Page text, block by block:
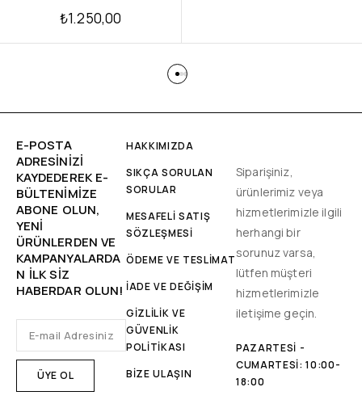
₺1.250,00
E-POSTA
ADRESINIZI
KAYDEDEREK E-
BÜLTENIMIZE
ABONE OLUN,
YENİ
ÜRÜNLERDEN VE
KAMPANYALARDA
N ILK SIZ
HABERDAR OLUN!
HAKKIMIZDA
SIKÇA SORULAN
SORULAR
MESAFELİ SATIŞ
SÖZLEŞMESİ
ÖDEME VE TESLİMAT
İADE VE DEĞİŞİM
GİZLİLİK VE
GÜVENLİK
POLİTİKASI
BİZE ULAŞIN
Siparişiniz,
ürünlerimiz veya
hizmetlerimizle ilgili
herhangi bir
sorunuz varsa,
lütfen müşteri
hizmetlerimizle
iletişime geçin.
PAZARTESI -
CUMARTESI: 10:00-
18:00